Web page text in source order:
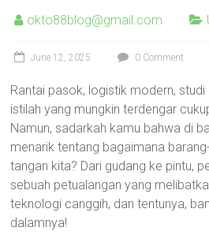
okto88blog@gmail.com
June 12, 2025 0 Comment
Rantai pasok, logistik modern,
istilah yang mungkin terdengar
Namun, sadarkah kamu bahwa di
menarik tentang bagaimana
tangan kita? Dari gudang ke pintu,
sebuah petualangan yang
teknologi canggih, dan tentunya,
dalamnya!